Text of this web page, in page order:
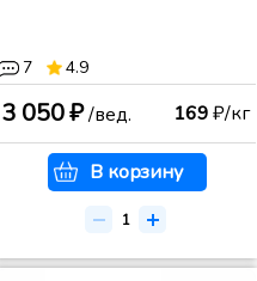
7 4.9
3 050 ₽/вед. 169₽/кг
В корзину